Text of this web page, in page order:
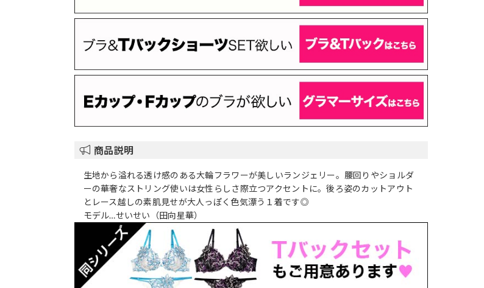
商品説明
生地から溢れる透け感のある大輪フラワーが美しいランジェリー。腰回りやショルダ
ーの華奢なストリング使いは女性らしさ際立つアクセントに。後ろ姿のカットアウト
とレース越しの素肌見せが大人っぽく色気漂う１着です◎
モデル…せいせい（田向星華）